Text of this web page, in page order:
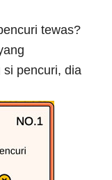
tewas?
si pencuri, dia